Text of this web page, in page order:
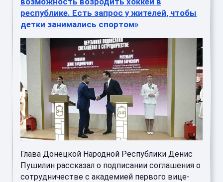
республике. Есть запрос у жителей, чтобы
детки занимались спортом»
Глава Донецкой Народной Республики Денис
Пушилин рассказал о подписании соглашения о
сотрудничестве с академией первого вице-